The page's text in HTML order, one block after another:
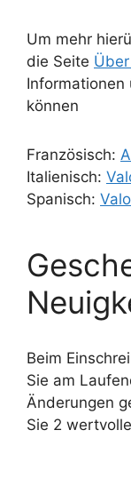
Um mehr
die Seite
können
Französisch:
Italienisch:
Spanisch:
Beim
Sie am
Änderungen
Sie 2